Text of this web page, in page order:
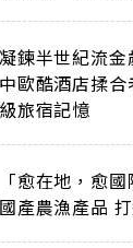
凝鍊半世紀流
中歐酷酒店揉
級旅宿記憶
「愈在地，愈
國產農漁產品